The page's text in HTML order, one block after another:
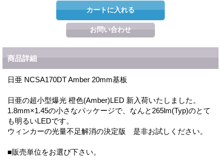
商品詳細
日亜 NCSA170DT Amber 20mm基板
日亜の超小型爆光 橙色(Amber)LED 新入荷いたしました。
1.8mm×1.45の小さなパッケージで、なんと265lm(Typ)のとて
も明るいLEDです。
ウィンカーの光量不足解消の決定版 是非お試しください。
■販売単位をお選び下さい。